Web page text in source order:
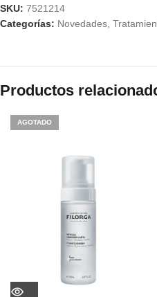
SKU: 7521214
Categorías: Novedades
Productos
AGOTADO